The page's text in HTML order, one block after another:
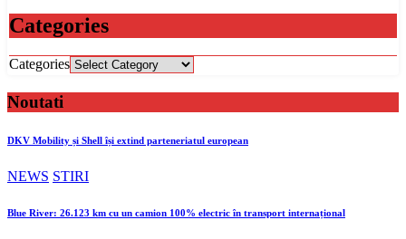
Categories
Categories
Noutati
DKV Mobility și Shell își extind parteneriatul european
NEWS STIRI
Blue River: 26.123 km cu un camion 100% electric în transport internațional